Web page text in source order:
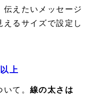
伝えたいメッセージ
えるサイズで設定し
上
て。 線の太さは